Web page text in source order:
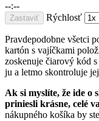
--:--
Zastaviť Rýchlosť
Pravdepodobne všetci
kartón s vajíčkami
zoskenuje čiarový kód
ju a letmo skontroluje
Ak si myslíte, že ide o
priniesli krásne, celé
nákupného košíka by